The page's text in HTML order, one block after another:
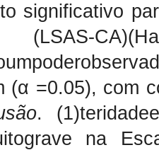
significativo
(α =0.05), com
.
na